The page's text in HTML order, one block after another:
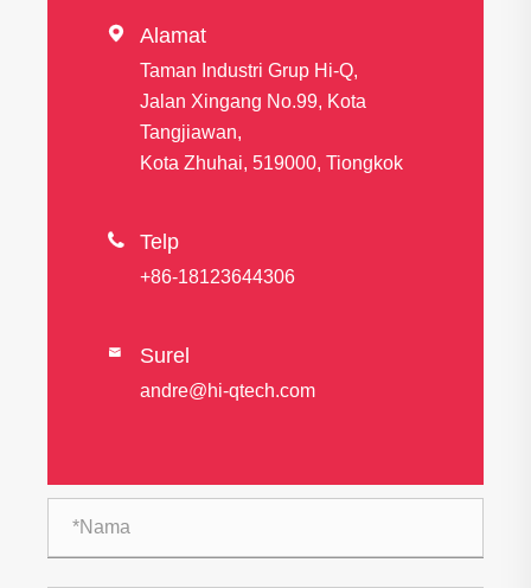
 Alamat
Taman Industri Grup Hi-Q,
Jalan Xingang No.99, Kota
Tangjiawan,
Kota Zhuhai, 519000, Tiongkok
 Telp
+86-18123644306
 Surel
andre@hi-qtech.com